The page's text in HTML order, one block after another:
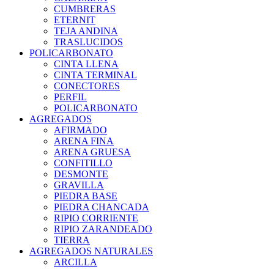
CUMBRERAS
ETERNIT
TEJA ANDINA
TRASLUCIDOS
POLICARBONATO
CINTA LLENA
CINTA TERMINAL
CONECTORES
PERFIL
POLICARBONATO
AGREGADOS
AFIRMADO
ARENA FINA
ARENA GRUESA
CONFITILLO
DESMONTE
GRAVILLA
PIEDRA BASE
PIEDRA CHANCADA
RIPIO CORRIENTE
RIPIO ZARANDEADO
TIERRA
AGREGADOS NATURALES
ARCILLA